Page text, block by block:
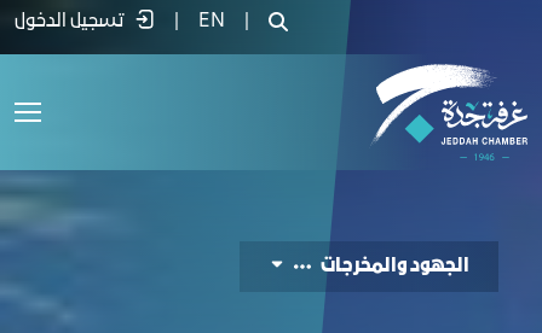
جهود ومخرجات مجلس السياحة والثقافة -
EN تسجيل الدخول
الجهود والمخرجات